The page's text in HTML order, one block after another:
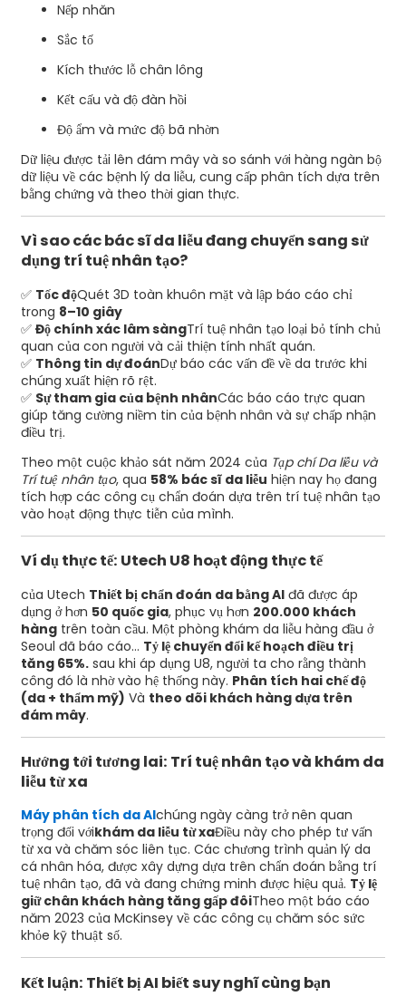
Nếp nhăn
Sắc tố
Kích thước lỗ chân lông
Kết cấu và độ đàn hồi
Độ ẩm và mức độ bã nhờn
Dữ liệu được tải lên đám mây và so sánh với hàng ngàn bộ
dữ liệu về các bệnh lý da liễu, cung cấp phân tích dựa trên
bằng chứng và theo thời gian thực.
Vì sao các bác sĩ da liễu đang chuyển sang sử
dụng trí tuệ nhân tạo?
✅ Tốc độQuét 3D toàn khuôn mặt và lập báo cáo chỉ
trong 8–10 giây
✅ Độ chính xác lâm sàngTrí tuệ nhân tạo loại bỏ tính chủ
quan của con người và cải thiện tính nhất quán.
✅ Thông tin dự đoánDự báo các vấn đề về da trước khi
chúng xuất hiện rõ rệt.
✅ Sự tham gia của bệnh nhânCác báo cáo trực quan
giúp tăng cường niềm tin của bệnh nhân và sự chấp nhận
điều trị.
Theo một cuộc khảo sát năm 2024 của Tạp chí Da liễu và
Trí tuệ nhân tạo, qua 58% bác sĩ da liễu hiện nay họ đang
tích hợp các công cụ chẩn đoán dựa trên trí tuệ nhân tạo
vào hoạt động thực tiễn của mình.
Ví dụ thực tế: Utech U8 hoạt động thực tế
của Utech Thiết bị chẩn đoán da bằng AIđã được áp
dụng ở hơn 50 quốc gia, phục vụ hơn 200.000 khách
hàngtrên toàn cầu. Một phòng khám da liễu hàng đầu ở
Seoul đã báo cáo... Tỷ lệ chuyển đổi kế hoạch điều trị
tăng 65%.sau khi áp dụng U8, người ta cho rằng thành
công đó là nhờ vào hệ thống này. Phân tích hai chế độ
(da + thẩm mỹ) Và theo dõi khách hàng dựa trên
đám mây.
Hướng tới tương lai: Trí tuệ nhân tạo và khám da
liễu từ xa
Máy phân tích da AIchúng ngày càng trở nên quan
trọng đối vớikhám da liễu từ xaĐiều này cho phép tư vấn
từ xa và chăm sóc liên tục. Các chương trình quản lý da
cá nhân hóa, được xây dựng dựa trên chẩn đoán bằng trí
tuệ nhân tạo, đã và đang chứng minh được hiệu quả. Tỷ lệ
giữ chân khách hàng tăng gấp đôiTheo một báo cáo
năm 2023 của McKinsey về các công cụ chăm sóc sức
khỏe kỹ thuật số.
Kết luận: Thiết bị AI biết suy nghĩ cùng bạn